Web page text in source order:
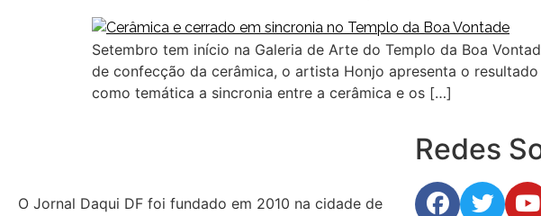
Setembro tem início na Galeria de Arte do Templo da Boa
de confecção da cerâmica, o artista Honjo apresenta o
como temática a sincronia entre a cerâmica e os […]
O Jornal Daqui DF foi fundado em 2010 na cidade de
Redes